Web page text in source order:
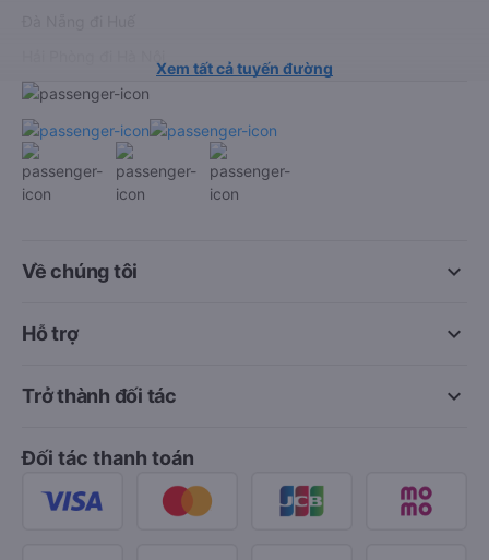
Xem tất cả tuyến đường
keyboard_arrow_down
Về chúng tôi
keyboard_arrow_down
Hỗ trợ
keyboard_arrow_down
Trở thành đối tác
Đối tác thanh toán